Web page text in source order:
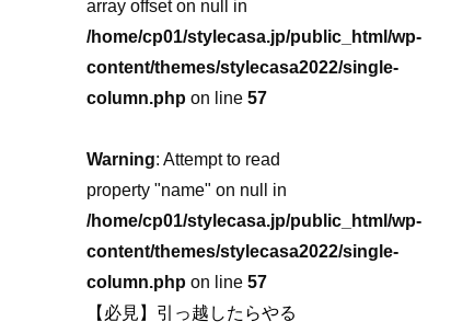
array offset on null in
/home/cp01/stylecasa.jp/public_html/wp-
content/themes/stylecasa2022/single-
column.php on line 57
Warning: Attempt to read
property "name" on null in
/home/cp01/stylecasa.jp/public_html/wp-
content/themes/stylecasa2022/single-
column.php on line 57
【必見】引っ越したらやる